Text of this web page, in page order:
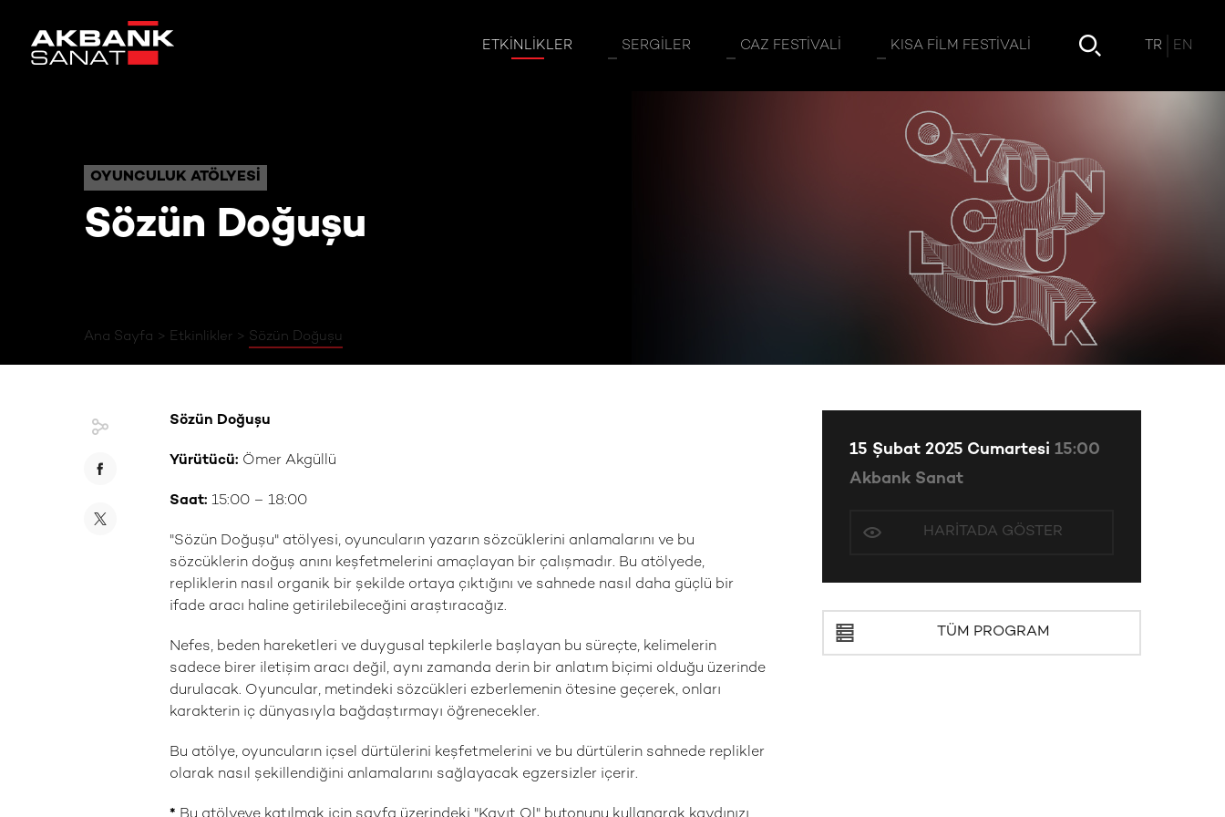
ETKINLIKLER SERGILER CAZ FESTIVALI KISA FILM FESTIVALI TR EN
OYUNCULUK ATÖLYESI
Sözün Doğuşu
Ana Sayfa Etkinlikler Sözün Doğuşu
OYUNCULUK ATÖLYESI
Sözün Doğuşu
Yürütücü: Ömer Akgüllü
Saat: 15:00 – 18:00
"Sözün Doğuşu" atölyesi, oyuncuların yazarın sözcüklerini anlamalarını ve bu
sözcüklerin doğuş anını keşfetmelerini amaçlayan bir çalışmadır. Bu atölyede,
repliklerin nasıl organik bir şekilde ortaya çıktığını ve sahnede nasıl daha güçlü bir
ifade aracı haline getirilebileceğini araştıracağız.
Nefes, beden hareketleri ve duygusal tepkilerle başlayan bu süreçte, kelimelerin
sadece birer iletişim aracı değil, aynı zamanda derin bir anlatım biçimi olduğu üzerinde
durulacak. Oyuncular, metindeki sözcükleri ezberlemenin ötesine geçerek, onları
karakterin iç dünyasıyla bağdaştırmayı öğrenecekler.
Bu atölye, oyuncuların içsel dürtülerini keşfetmelerini ve bu dürtülerin sahnede replikler
olarak nasıl şekillendiğini anlamalarını sağlayacak egzersizler içerir.
15 Şubat 2025 Cumartesi 15:00
Akbank Sanat
HARITADA GÖSTER
TÜM PROGRAM